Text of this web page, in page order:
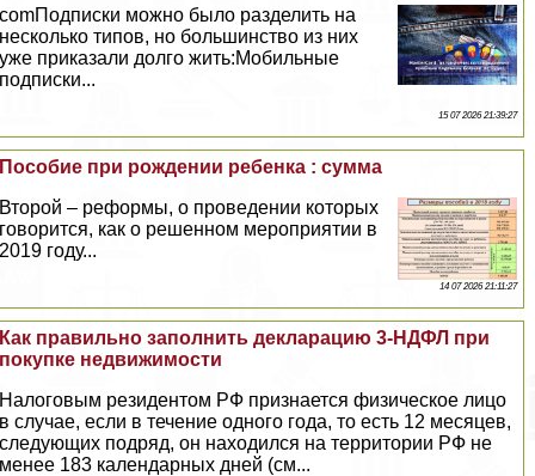
comПодписки можно было разделить на
несколько типов, но большинство из них
уже приказали долго жить:Мобильные
подписки...
15 07 2026 21:39:27
Пособие при рождении ребенка : сумма
Второй – реформы, о проведении которых
говорится, как о решенном мероприятии в
2019 году...
14 07 2026 21:11:27
Как правильно заполнить декларацию 3-НДФЛ при
покупке недвижимости
Налоговым резидентом РФ признается физическое лицо
в случае, если в течение одного года, то есть 12 месяцев,
следующих подряд, он находился на территории РФ не
менее 183 календарных дней (см...